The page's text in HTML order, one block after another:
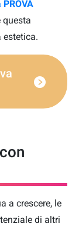
questa
a crescere, le
di altri